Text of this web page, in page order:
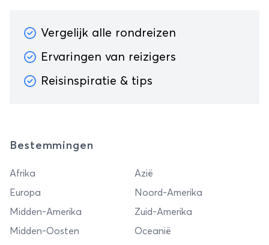
Vergelijk alle rondreizen
Ervaringen van reizigers
Reisinspiratie & tips
Bestemmingen
Afrika
Azië
Europa
Noord-Amerika
Midden-Amerika
Zuid-Amerika
Midden-Oosten
Oceanië